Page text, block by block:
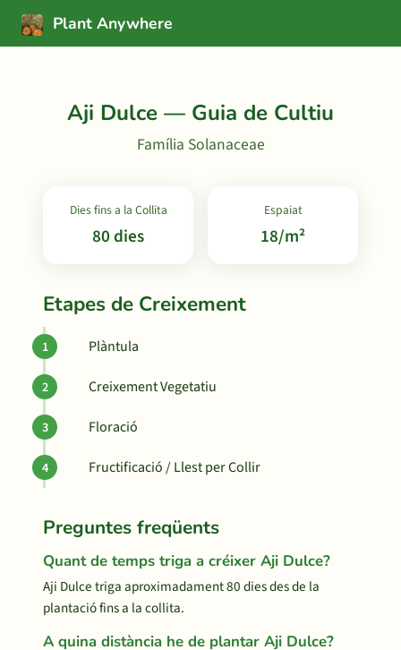
Plant Anywhere
Aji Dulce — Guia de Cultiu
Família Solanaceae
Dies fins a la Collita
80 dies
Espaiat
18/m²
Etapes de Creixement
Plàntula
Creixement Vegetatiu
Floració
Fructificació / Llest per Collir
Preguntes freqüents
Quant de temps triga a créixer Aji Dulce?
Aji Dulce triga aproximadament 80 dies des de la
plantació fins a la collita.
A quina distància he de plantar Aji Dulce?